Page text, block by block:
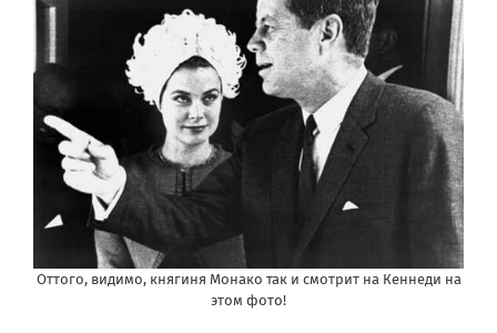
Оттого, видимо, княгиня Монако так и смотрит на Кеннеди на
этом фото!